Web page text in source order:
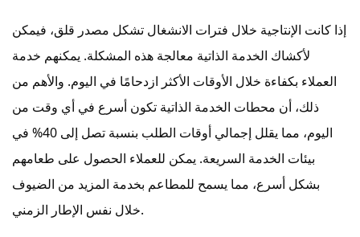
إذا كانت الإنتاجية خلال فترات الانشغال تشكل مصدر قلق، فيمكن
لأكشاك الخدمة الذاتية معالجة هذه المشكلة. يمكنهم خدمة
العملاء بكفاءة خلال الأوقات الأكثر ازدحامًا في اليوم. والأهم من
ذلك، أن محطات الخدمة الذاتية تكون أسرع في أي وقت من
اليوم، مما يقلل إجمالي أوقات الطلب بنسبة تصل إلى 40% في
بيئات الخدمة السريعة. يمكن للعملاء الحصول على طعامهم
بشكل أسرع، مما يسمح للمطاعم بخدمة المزيد من الضيوف
خلال نفس الإطار الزمني.